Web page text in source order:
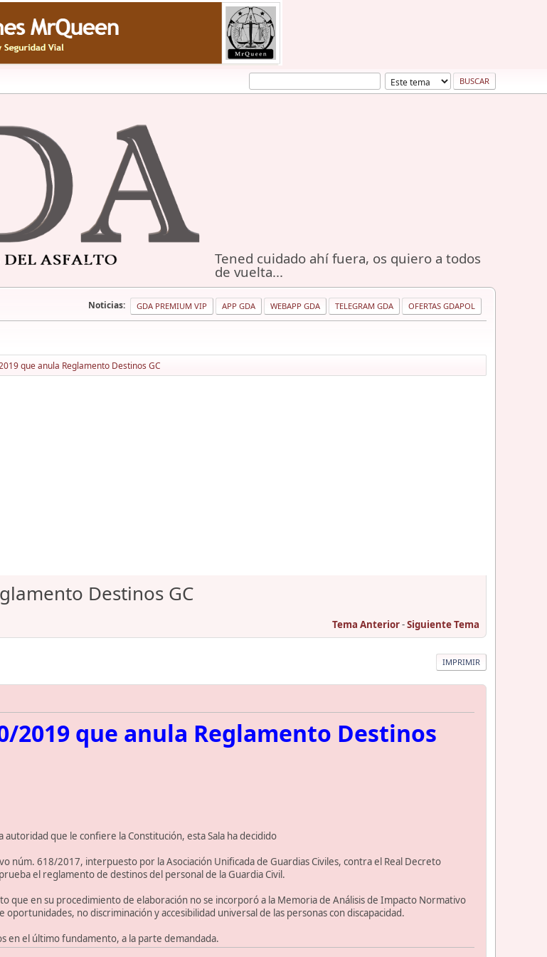
Tened cuidado ahí fuera, os quiero a todos
de vuelta...
Noticias: GDA PREMIUM VIP APP GDA WEBAPP GDA TELEGRAM GDA OFERTAS GDAPOL
que anula Reglamento Destinos GC
Destinos GC
Tema Anterior-Siguiente Tema
IMPRIMIR
2019 que anula Reglamento Destinos
que le confiere la Constitución, esta Sala ha decidido
núm. 618/2017, interpuesto por la Asociación Unificada de Guardias Civiles, contra el Real Decreto
el reglamento de destinos del personal de la Guardia Civil.
que en su procedimiento de elaboración no se incorporó a la Memoria de Análisis de Impacto Normativo
no discriminación y accesibilidad universal de las personas con discapacidad.
en el último fundamento, a la parte demandada.